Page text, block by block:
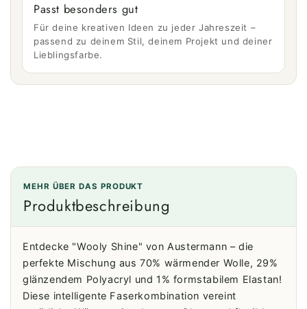
Passt besonders gut
Für deine kreativen Ideen zu jeder Jahreszeit –
passend zu deinem Stil, deinem Projekt und deiner
Lieblingsfarbe.
MEHR ÜBER DAS PRODUKT
Produktbeschreibung
Entdecke "Wooly Shine" von Austermann – die
perfekte Mischung aus 70% wärmender Wolle, 29%
glänzendem Polyacryl und 1% formstabilem Elastan!
Diese intelligente Faserkombination vereint